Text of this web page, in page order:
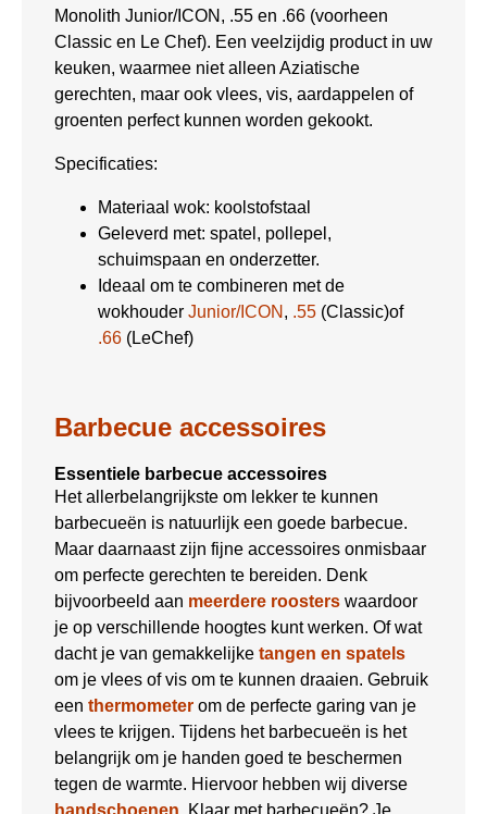
Monolith Junior/ICON, .55 en .66 (voorheen
Classic en Le Chef). Een veelzijdig product in uw
keuken, waarmee niet alleen Aziatische
gerechten, maar ook vlees, vis, aardappelen of
groenten perfect kunnen worden gekookt.
Specificaties:
Materiaal wok: koolstofstaal
Geleverd met: spatel, pollepel,
schuimspaan en onderzetter.
Ideaal om te combineren met de
wokhouder Junior/ICON , .55 (Classic)of
.66 (LeChef)
Barbecue accessoires
Essentiele barbecue accessoires
Het allerbelangrijkste om lekker te kunnen
barbecueën is natuurlijk een goede barbecue.
Maar daarnaast zijn fijne accessoires onmisbaar
om perfecte gerechten te bereiden. Denk
bijvoorbeeld aan meerdere roosters waardoor
je op verschillende hoogtes kunt werken. Of wat
dacht je van gemakkelijke tangen en spatels
om je vlees of vis om te kunnen draaien. Gebruik
een thermometer om de perfecte garing van je
vlees te krijgen. Tijdens het barbecueën is het
belangrijk om je handen goed te beschermen
tegen de warmte. Hiervoor hebben wij diverse
handschoenen . Klaar met barbecueën? Je